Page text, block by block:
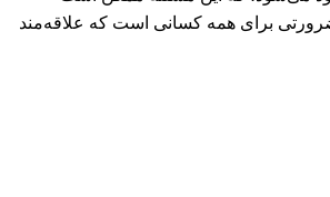
برای همه کسانی است که علاقه‌مند